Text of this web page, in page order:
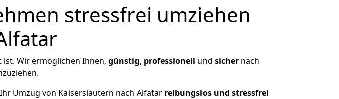
stressfrei umziehen
ist. Wir ermöglichen Ihnen, günstig, professionell und sichernach
Umzug von Kaiserslautern nach Alfatar reibungslos und stressfrei